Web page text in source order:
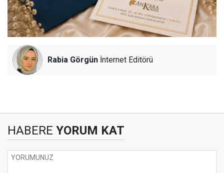
Rabia Görgün İnternet Editörü
HABERE YORUM KAT